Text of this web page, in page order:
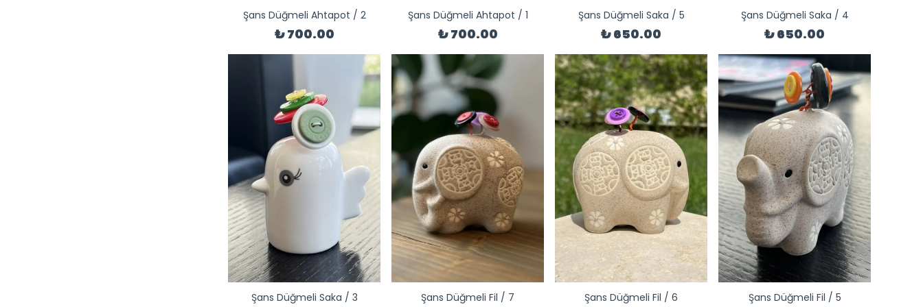
Şans Düğmeli Ahtapot / 2
₺ 700.00
Şans Düğmeli Ahtapot / 1
₺ 700.00
Şans Düğmeli Saka / 5
₺ 650.00
Şans Düğmeli Saka / 4
₺ 650.00
Şans Düğmeli Saka / 3 Şans Düğmeli Fil / 7 Şans Düğmeli Fil / 6 Şans Düğmeli Fil / 5